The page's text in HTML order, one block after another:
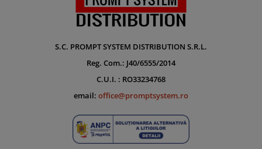
S.C. PROMPT SYSTEM DISTRIBUTION S.R.L.
Reg. Com.: J40/6555/2014
C.U.I. : RO33234768
email: office@promptsystem.ro